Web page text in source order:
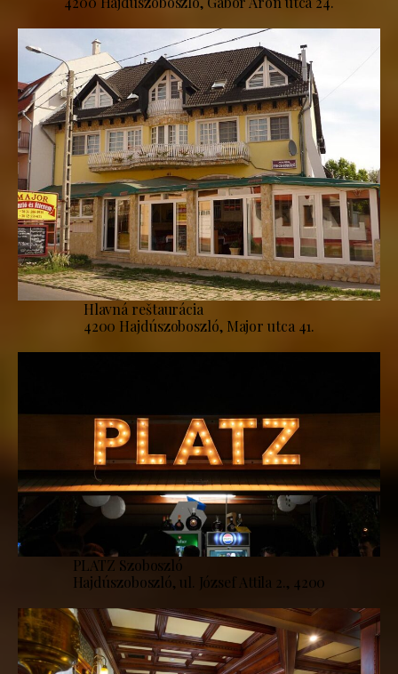
Hlavná reštaurácia
4200 Hajdúszoboszló, Major utca 41.
PLATZ Szoboszló
Hajdúszoboszló, ul. József Attila 2., 4200